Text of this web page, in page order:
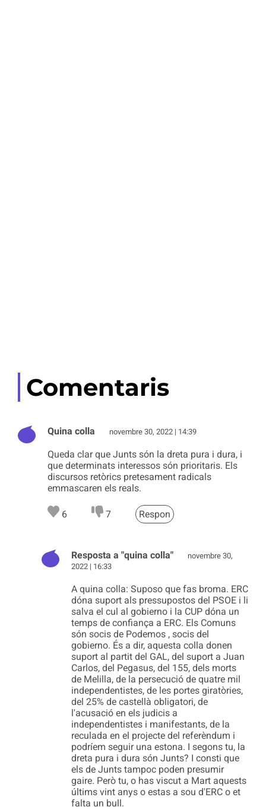
Comentaris
Quina colla novembre 30, 2022 | 14:39
Queda clar que Junts són la dreta pura i dura, i
que determinats interessos són prioritaris. Els
discursos retòrics pretesament radicals
emmascaren els reals.
6 7 Respon
Resposta a "quina colla"
novembre 30,
2022 | 16:33
A quina colla: Suposo que fas broma. ERC
dóna suport als pressupostos del PSOE i li
salva el cul al gobierno i la CUP dóna un
temps de confiança a ERC. Els Comuns
són socis de Podemos , socis del
gobierno. És a dir, aquesta colla donen
suport al partit del GAL, del suport a Juan
Carlos, del Pegasus, del 155, dels morts
de Melilla, de la persecució de quatre mil
independentistes, de les portes giratòries,
del 25% de castellà obligatori, de
l'acusació en els judicis a
independentistes i manifestants, de la
reculada en el projecte del referèndum i
podríem seguir una estona. I segons tu, la
dreta pura i dura són Junts? I consti que
els de Junts tampoc poden presumir
gaire. Però tu, o has viscut a Mart aquests
últims vint anys o estas a sou d'ERC o et
falta un bull.